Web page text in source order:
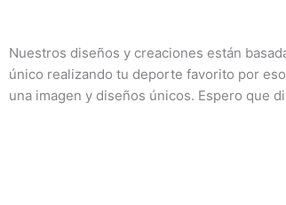
Nuestros diseños y creaciones están
único realizando tu deporte favorito por
una imagen y diseños únicos. Espero que